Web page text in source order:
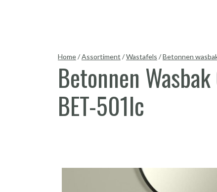
Home/Assortiment /Wastafels /Betonnen
Betonnen
BET-501lc